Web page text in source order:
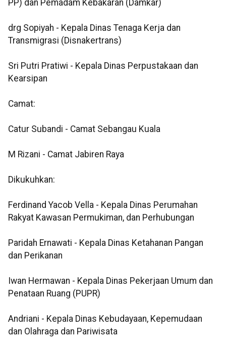
PP) dan Pemadam Kebakaran (Damkar)
drg Sopiyah - Kepala Dinas Tenaga Kerja dan
Transmigrasi (Disnakertrans)
Sri Putri Pratiwi - Kepala Dinas Perpustakaan dan
Kearsipan
Camat:
Catur Subandi - Camat Sebangau Kuala
M Rizani - Camat Jabiren Raya
Dikukuhkan:
Ferdinand Yacob Vella - Kepala Dinas Perumahan
Rakyat Kawasan Permukiman, dan Perhubungan
Paridah Ernawati - Kepala Dinas Ketahanan Pangan
dan Perikanan
Iwan Hermawan - Kepala Dinas Pekerjaan Umum dan
Penataan Ruang (PUPR)
Andriani - Kepala Dinas Kebudayaan, Kepemudaan
dan Olahraga dan Pariwisata